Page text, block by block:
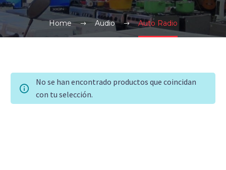
Home Audio Auto Radio
No se han encontrado productos que coincidan
con tu selección.